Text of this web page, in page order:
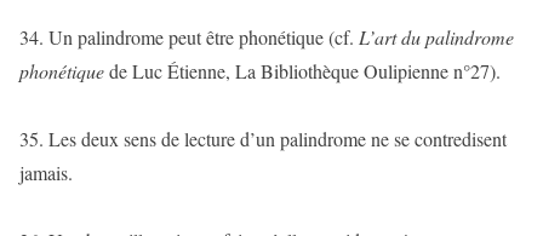
34. Un palindrome peut être phonétique (cf. L’art du palindrome
phonétiquede Luc Étienne, La Bibliothèque Oulipienne n°27).
35. Les deux sens de lecture d’un palindrome ne se contredisent
jamais.